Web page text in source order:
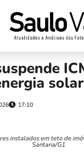
solar
17:10
instalados em teto de
Santana/G1